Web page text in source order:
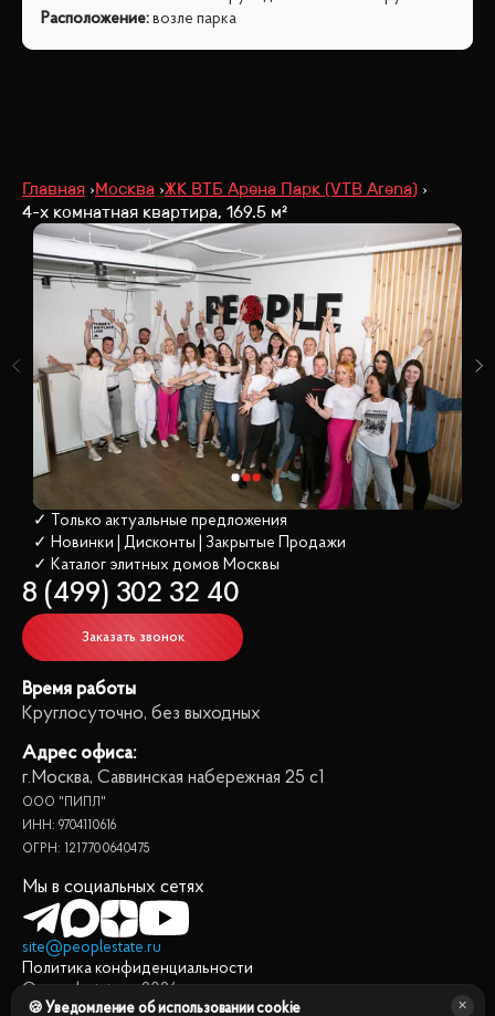
Расположение: возле парка
Главная Москва ЖК ВТБ Арена Парк (VTB Arena)
4-х комнатная квартира, 169.5 м²
✓ Только актуальные предложения
✓ Новинки | Дисконты | Закрытые Продажи
✓ Каталог элитных домов Москвы
8 (499) 302 32 40
Заказать звонок
Время работы
Круглосуточно, без выходных
Адрес офиса:
г.Москва, Саввинская набережная 25 с1
ООО "ПИПЛ"
ИНН: 9704110616
ОГРН: 1217700640475
Мы в социальных сетях
site@peoplestate.ru
Политика конфиденциальности
© peoplestate.ru2026
Представленная на сайте информация, в т.ч. стоимости
🍪 Уведомление об использовании cookie